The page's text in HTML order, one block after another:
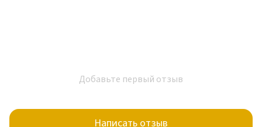
Добавьте первый отзыв
Написать отзыв